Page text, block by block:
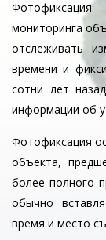
мониторинга
отслеживать
времени и
сотни лет
информации об
Фотофиксация
объекта,
более полного
обычно
время и место